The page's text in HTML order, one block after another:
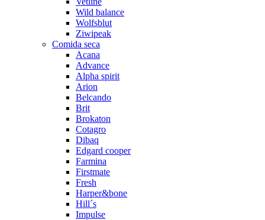
Wild balance
Wolfsblut
Ziwipeak
Comida seca
Acana
Advance
Alpha spirit
Arion
Belcando
Brit
Brokaton
Cotagro
Dibaq
Edgard cooper
Farmina
Firstmate
Fresh
Harper&bone
Hill´s
Impulse